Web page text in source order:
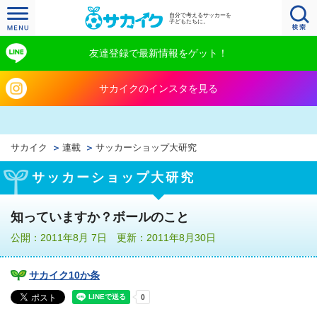
自分で考えるサッカーを
子どもたちに。
友達登録で最新情報をゲット！
サカイクのインスタを見る
サカイク 連載 サッカーショップ大研究
サッカーショップ大研究
知っていますか？ボールのこと
公開：2011年8月 7日 更新：2011年8月30日
サカイク10か条